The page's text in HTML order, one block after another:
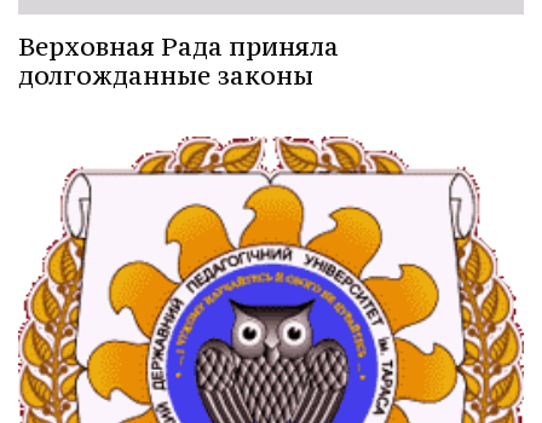
Верховная Рада приняла
долгожданные законы